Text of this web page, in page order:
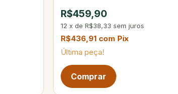
R$459,90
12 x de R$38,33 sem juros
R$436,91 com Pix
Última peça!